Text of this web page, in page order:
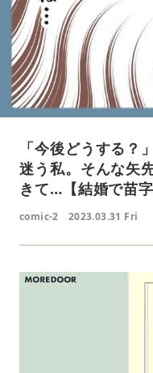
「今後どうする？
迷う私。そんな矢
きて…【結婚で苗
comic-2 2023.03.31 Fri